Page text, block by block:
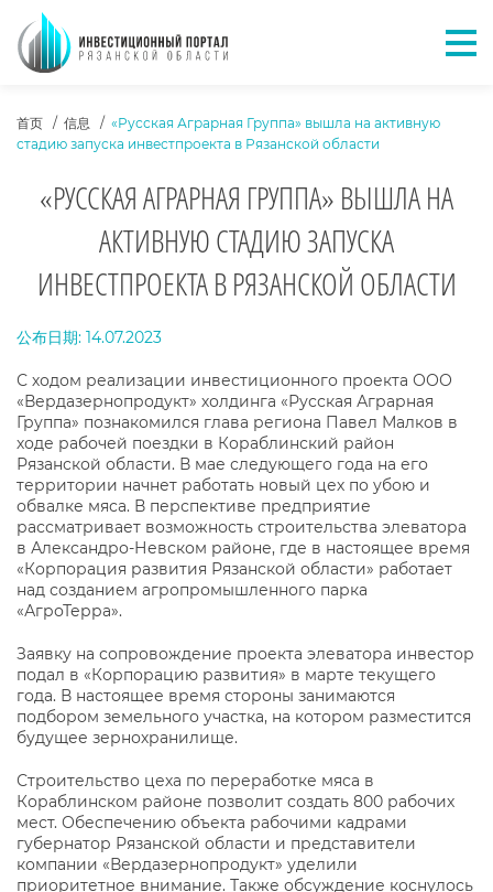
ХЛЕБНЫЕ КРОШКИ
首页 信息
«Русская Аграрная Группа» вышла на активную
стадию запуска инвестпроекта в Рязанской области
«РУССКАЯ АГРАРНАЯ ГРУППА» ВЫШЛА НА
АКТИВНУЮ СТАДИЮ ЗАПУСКА
ИНВЕСТПРОЕКТА В РЯЗАНСКОЙ ОБЛАСТИ
ТЕКСТ НОВОСТИ
公布日期: 14.07.2023
С ходом реализации инвестиционного проекта ООО
«Вердазернопродукт» холдинга «Русская Аграрная
Группа» познакомился глава региона Павел Малков в
ходе рабочей поездки в Кораблинский район
Рязанской области. В мае следующего года на его
территории начнет работать новый цех по убою и
обвалке мяса. В перспективе предприятие
рассматривает возможность строительства элеватора
в Александро-Невском районе, где в настоящее время
«Корпорация развития Рязанской области» работает
над созданием агропромышленного парка
«АгроТерра».
Заявку на сопровождение проекта элеватора инвестор
подал в «Корпорацию развития» в марте текущего
года. В настоящее время стороны занимаются
подбором земельного участка, на котором разместится
будущее зернохранилище.
Строительство цеха по переработке мяса в
Кораблинском районе позволит создать 800 рабочих
мест. Обеспечению объекта рабочими кадрами
губернатор Рязанской области и представители
компании «Вердазернопродукт» уделили
приоритетное внимание. Также обсуждение коснулось